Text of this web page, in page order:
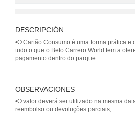
DESCRIPCIÓN
•O Cartão Consumo é uma forma prática
tudo o que o Beto Carrero World tem a
pagamento dentro do parque.
OBSERVACIONES
•O valor deverá ser utilizado na mesma
reembolso ou devoluções parciais;